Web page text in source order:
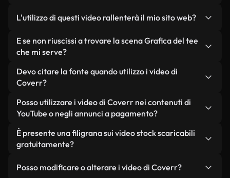
da filmati reali, girati da persone, relativi a
Grafica del tee, e da video generati
dall'intelligenza artificiale. Ogni video è
stai utilizzando.
L'utilizzo di questi video rallenterà il mio sito web?
Non se scegli le nostre versioni ottimizzate.
Offriamo formati leggeri e pronti per il web,
mantengono alta la qualità, riducono al minimo i
tempi di caricamento e migliorano parametri
come LCP.
E se non riuscissi a trovare la scena Grafica del tee
che mi serve?
Puoi crearne uno all'istante utilizzando Coverr AI
Studio. Ti basta descrivere la scena, ad esempio
in pochi secondi un video personalizzato in
conformità con i nostri standard di licenza.
Devo citare la fonte quando utilizzo i video di
Coverr?
Non è richiesto alcun riconoscimento dell'autore.
Tutti i video presenti nella nostra libreria sono
senza citare il creatore, sebbene sia sempre
gradito.
Posso utilizzare i video di Coverr nei contenuti di
YouTube o negli annunci a pagamento?
Sì. Tutti i filmati di Coverr possono essere utilizzati
in video monetizzati su YouTube, promozioni sui
condizione che non si rivendano o ridistribuiscano
È presente una filigrana sui video stock scaricabili
gratuitamente?
reali o generati dall'intelligenza artificiale, include
Posso modificare o alterare i video di Coverr?